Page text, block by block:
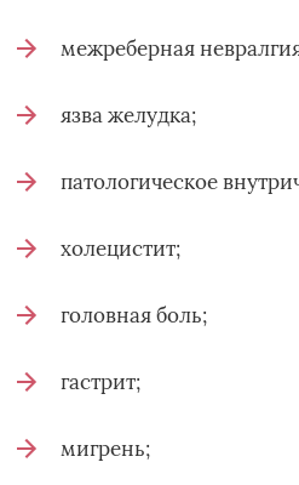
межреберная
язва желудка;
патологическое
холецистит;
головная боль;
гастрит;
мигрень;